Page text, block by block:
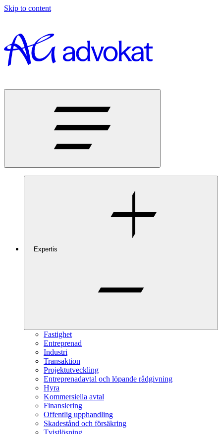
Skip to content
Expertis
Fastighet
Entreprenad
Industri
Transaktion
Projektutveckling
Entreprenadavtal och löpande rådgivning
Hyra
Kommersiella avtal
Finansiering
Offentlig upphandling
Skadestånd och försäkring
Tvistlösning